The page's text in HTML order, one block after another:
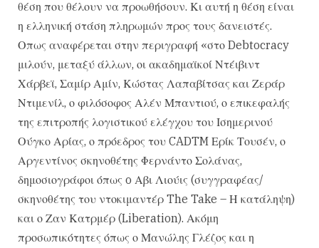
θέση που θέλουν να προωθήσουν. Κι αυτή η θέση είναι
η ελληνική στάση πληρωμών προς τους δανειστές.
Οπως αναφέρεται στην περιγραφή «στο Debtocracy
μιλούν, μεταξύ άλλων, οι ακαδημαϊκοί Ντέιβιντ
Χάρβεϊ, Σαμίρ Αμίν, Κώστας Λαπαβίτσας και Ζεράρ
Ντιμενίλ, ο φιλόσοφος Αλέν Μπαντιού, ο επικεφαλής
της επιτροπής λογιστικού ελέγχου του Ισημερινού
Ούγκο Αρίας, ο πρόεδρος του CADTM Ερίκ Τουσέν, ο
Αργεντίνος σκηνοθέτης Φερνάντο Σολάνας,
δημοσιογράφοι όπως o Αβι Λιούις (συγγραφέας/
σκηνοθέτης του ντοκιμαντέρ The Take – Η κατάληψη)
και ο Ζαν Κατρμέρ (Liberation). Ακόμη
προσωπικότητες όπως ο Μανώλης Γλέζος και η